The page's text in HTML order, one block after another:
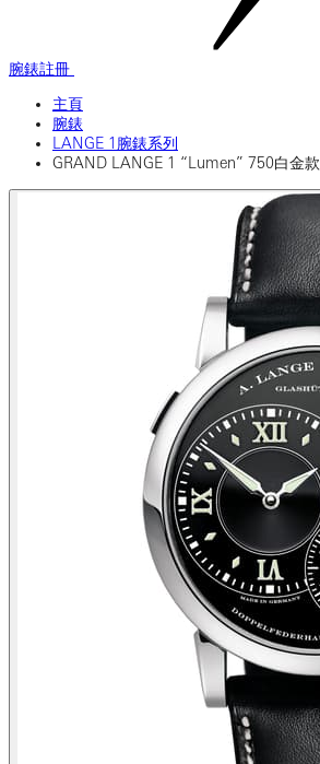
腕錶註冊
主頁
腕錶
LANGE 1腕錶系列
GRAND LANGE 1 “Lumen” 750白金款